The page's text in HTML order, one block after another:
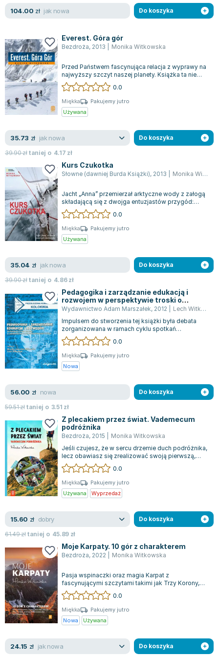
Książki o naukach politycznych dla studentów
Książki do nauk społecznych dla studentów
Książki do nauk ścisłych dla studentów
Prawo - książki dla studentów
Technologia żywności - książki
Zarządzanie i marketing - książki
Nauka języków obcych - książki
Podręczniki dla nauczycieli - metodyka
Bolesław Prus
Wanda Chotomska
Józef Ignacy Kraszewski
Clive Staples Lewis
Martyna Wojciechowska
Melissa De la Cruz
Blanka Lipińska
Jaś Kapela
Witold Gadowski
Jan Pietrzak
Marcin Kowalczyk
Piotr Zychowicz
Joanna Jabłczyńska
Piotr Kościelny
Jan Piński
Zygmunt Freud
Agata Passent
Maciej Orłoś
Jo Nesbo
Katarzyna Miller
Antoine de Saint Exupery
Lew Tołstoj
Mark Twain
Marcin Meller
Paulina Młynarska
ks. Piotr Pawlukiewicz
Piotr Latocha
Michael Scott
Piotr Semka
Jarosław Iwaszkiewicz
Joseph Murphy
Jan Sztaudynger
Aleksander Puszkin
Oscar Wilde
Małgorzata Ohme
Leszek Czarnecki
Joanna Racewicz
Maria Seweryn
Janina Zającówna
Eric Helms
Anna Prus (oprac.)
Nela Mała Reporterka
Agnieszka Maciąg
Barbara Wrzesińska
Virginia Woolf
104.00 zł jak nowa Do koszyka
Everest. Góra gór
Bezdroża, 2013 Monika Witkowska
Przed Państwem fascynująca relacja z wyprawy na
najwyższy szczyt naszej planety. Książka ta nie
ogranicza się jedynie do opisywani...
0.0
Miękka
Pakujemy jutro
Używana
35.73 zł jak nowa
39.90złtaniej o 4.17 zł
Do koszyka
Kurs Czukotka
Słowne (dawniej Burda Książki), 2013 Monika Witkowska
Jacht „Anna” przemierzał arktyczne wody z załogą
składającą się z dwojga entuzjastów przygód:
Polki i Szweda. W ciągu trzech miesi...
0.0
Miękka
Pakujemy jutro
Używana
35.04 zł jak nowa
39.90złtaniej o 4.86zł
Do koszyka
Pedagogika i zarządzanie edukacją i
rozwojem w perspektywie troski o
uniwersytet i kulturę humanistyczną
Wydawnictwo Adam Marszałek, 2012 Lech Witkowski
Impulsem do stworzenia tej książki była debata
zorganizowana w ramach cyklu spotkań
roboczych, które mają na celu ustanowienie tra...
0.0
Miękka
Pakujemy jutro
Nowa
56.00 zł nowa
59.51złtaniej o 3.51 zł
Do koszyka
Z plecakiem przez świat. Vademecum
podróżnika
Bezdroża, 2015
Monika Witkowska
Jeśli czujesz, że w sercu drzemie duch podróżnika,
lecz obawiasz się zrealizować swoją pierwszą,
samodzielną wyprawę, ta książka j...
0.0
Miękka
Pakujemy jutro
Używana
Wyprzedaż
15.60 zł dobry
61.49złtaniej o 45.89 zł
Do koszyka
Moje Karpaty. 10 gór z charakterem
Bezdroża, 2022 Monika Witkowska
Pasja wspinaczki oraz magia Karpat z
fascynującymi szczytami takimi jak Trzy Korony,
Tarnica, czy Gerlach, to istotny element marz...
0.0
Miękka
Pakujemy jutro
Nowa
Używana
24.15 zł jak nowa Do koszyka